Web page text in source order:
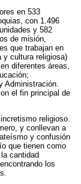
en 533
con 1.496
y 582
de misión,
que trabajan en
y cultura religiosa)
diferentes áreas,
Administración.
el fin principal de
religioso.
y conllevan a
y confusión
que tienen como
cantidad
los